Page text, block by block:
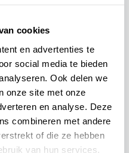
cookies
en advertenties te
social media te bieden
Ook delen we
onze site met onze
en analyse. Deze
combineren met andere
of die ze hebben
van hun services.